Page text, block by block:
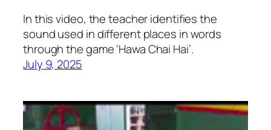
In this video, the teacher identifies the
sound used in different places in words
through the game ‘Hawa Chai Hai’.
July 9, 2025